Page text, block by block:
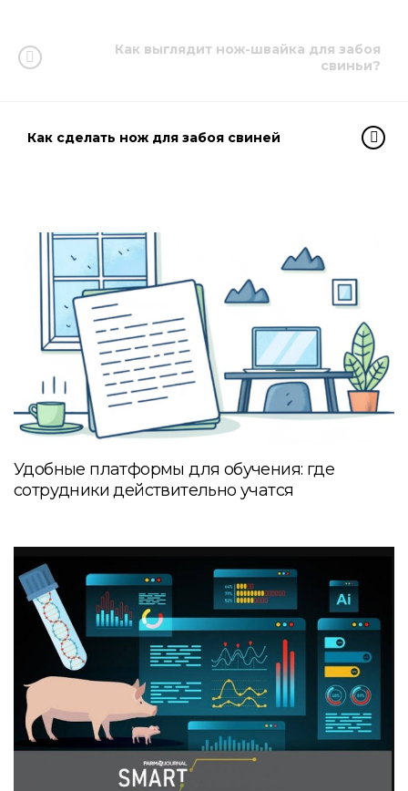
Как выглядит нож-швайка для забоя
свиньи?
Как сделать нож для забоя свиней
Удобные платформы для обучения: где
сотрудники действительно учатся